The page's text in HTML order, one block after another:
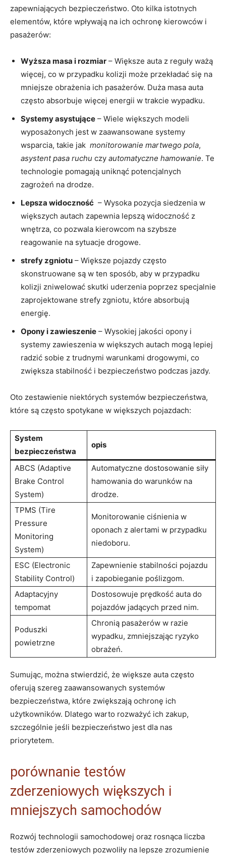
zapewniających bezpieczeństwo. ⁤Oto kilka istotnych
elementów, które⁢ wpływają na​ ich ochronę kierowców⁤ i
pasażerów:
Wyższa masa i rozmiar – Większe⁤ auta z reguły ​ważą
więcej, co ​w ‍przypadku kolizji może przekładać się ‍na
⁤mniejsze obrażenia ‍ich⁢ pasażerów. Duża ​masa ⁣auta
często ⁢absorbuje więcej energii w​ trakcie wypadku.
Systemy asystujące – Wiele większych modeli
wyposażonych jest ⁤w zaawansowane systemy⁣
wsparcia, takie jak ⁢ monitorowanie⁣ martwego pola,
asystent pasa ⁢ruchu czy automatyczne hamowanie. Te
technologie pomagają uniknąć potencjalnych
‌zagrożeń⁣ na drodze.
Lepsza⁢ widoczność ⁢ – Wysoka pozycja‍ siedzenia w
większych‍ autach zapewnia lepszą⁤ widoczność z‍
wnętrza, ⁣co pozwala⁤ kierowcom na szybsze
reagowanie na sytuacje drogowe.
strefy ⁢zgniotu – Większe pojazdy często
skonstruowane są w ten‌ sposób, aby w ‍przypadku
kolizji zniwelować skutki uderzenia poprzez specjalnie
‌zaprojektowane strefy zgniotu,‌ które ​absorbują​
energię.
Opony i zawieszenie – Wysokiej ⁣jakości opony ⁤i‍
systemy ⁣zawieszenia w większych ​autach mogą ‍lepiej⁢
radzić sobie ⁣z trudnymi warunkami drogowymi, co
‌zwiększa stabilność i bezpieczeństwo podczas jazdy.
Oto ⁣zestawienie niektórych systemów bezpieczeństwa,⁤
które ​są często spotykane ‌w większych ⁣pojazdach:
System
bezpieczeństwa
opis
ABCS ⁣(Adaptive
Brake Control
⁤System)
Automatyczne dostosowanie‌ siły⁣
hamowania do warunków‍ na
drodze.
TPMS (Tire
Pressure
Monitoring
System)
Monitorowanie ciśnienia‍ w
oponach z alertami ⁣w przypadku
niedoboru.
ESC ‍(Electronic‍
Stability Control)
Zapewnienie stabilności pojazdu⁢
i zapobieganie poślizgom.
Adaptacyjny ​
tempomat
Dostosowuje prędkość auta⁢ do​
pojazdów jadących przed nim.
Poduszki
powietrzne
Chronią pasażerów w razie​
wypadku, zmniejszając ryzyko
obrażeń.
Sumując, można stwierdzić, że większe auta ⁤często
oferują szereg zaawansowanych systemów
bezpieczeństwa, które zwiększają ochronę ich ​
użytkowników. Dlatego ​warto rozważyć⁢ ich zakup,
szczególnie‌ jeśli bezpieczeństwo ⁢jest dla​ nas
priorytetem.
porównanie testów
zderzeniowych większych i‍
mniejszych samochodów
Rozwój technologii samochodowej oraz rosnąca liczba
testów zderzeniowych pozwoliły‍ na lepsze zrozumienie